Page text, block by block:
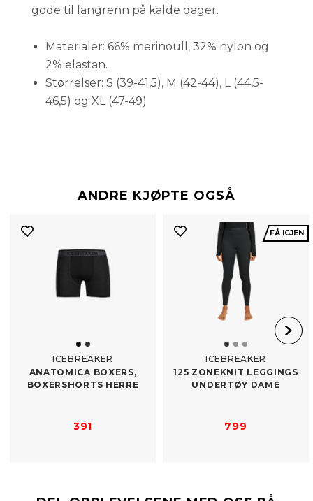
gode til langrenn på kalde dager.
Materialer: 66% merinoull, 32% nylon og
2% elastan.
Størrelser: S (39-41,5), M (42-44), L (44,5-
46,5) og XL (47-49)
ANDRE KJØPTE OGSÅ
ICEBREAKER
ANATOMICA BOXERS,
BOXERSHORTS HERRE
391
FÅ IGJEN
ICEBREAKER
125 ZONEKNIT LEGGINGS
UNDERTØY DAME
799